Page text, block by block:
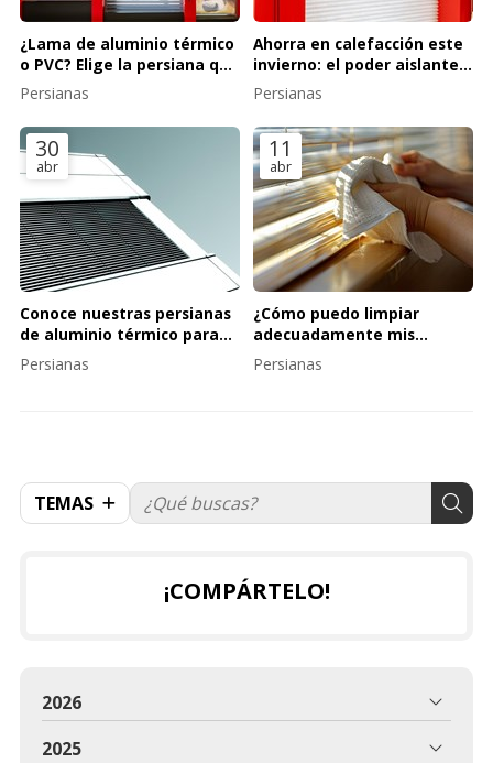
TEMAS
¿Lama de aluminio térmico
o PVC? Elige la persiana que
te aísle de verdad
Persianas
Ahorra en calefacción este
invierno: el poder aislante
de las cortinas Duette y las
persianas de aluminio
térmico
Persianas
30
abr
Conoce nuestras persianas
de aluminio térmico para
un mejor aislamiento
Persianas
11
abr
¿Cómo puedo limpiar
adecuadamente mis
persianas?
Persianas
¡COMPÁRTELO!
2026
2025